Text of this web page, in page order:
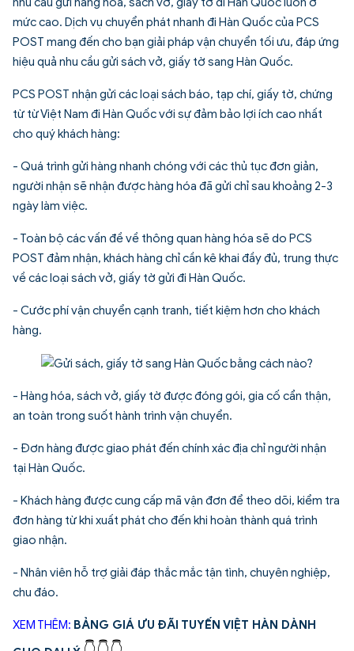
mức cao. Dịch vụ chuyển phát nhanh đi Hàn Quốccủa PCS
POST mang đến cho bạn giải pháp vận chuyển tối ưu, đáp ứng
hiệu quả nhu cầu gửi sách vở, giấy tờ sang Hàn Quốc.
PCS POST nhận gửi các loại sách báo, tạp chí, giấy tờ, chứng
từ từ Việt Nam đi Hàn Quốc với sự đảm bảo lợi ích cao nhất
cho quý khách hàng:
- Quá trình gửi hàng nhanh chóng với các thủ tục đơn giản,
người nhận sẽ nhận được hàng hóa đã gửi chỉ sau khoảng 2-3
ngày làm việc.
- Toàn bộ các vấn đề về thông quan hàng hóa sẽ do PCS
POST đảm nhận, khách hàng chỉ cần kê khai đầy đủ, trung thực
về các loại sách vở, giấy tờ gửi đi Hàn Quốc.
- Cước phí vận chuyển cạnh tranh, tiết kiệm hơn cho khách
hàng.
- Hàng hóa, sách vở, giấy tờ được đóng gói, gia cố cẩn thận,
an toàn trong suốt hành trình vận chuyển.
- Đơn hàng được giao phát đến chính xác địa chỉ người nhận
tại Hàn Quốc.
- Khách hàng được cung cấp mã vận đơn để theo dõi, kiểm tra
đơn hàng từ khi xuất phát cho đến khi hoàn thành quá trình
giao nhận.
- Nhân viên hỗ trợ giải đáp thắc mắc tận tình, chuyên nghiệp,
chu đáo.
XEM THÊM: BẢNG GIÁ ƯU ĐÃI TUYẾN VIỆT HÀN DÀNH